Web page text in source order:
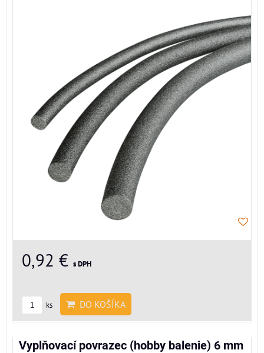
0,92 € s DPH
ks DO KOŠÍKA
Vyplňovací povrazec (hobby balenie) 6 mm